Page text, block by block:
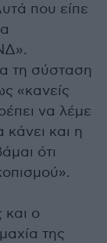
που είπε
τη σύσταση
«κανείς
να λέμε
κάνει και η
ότι
και ο
της